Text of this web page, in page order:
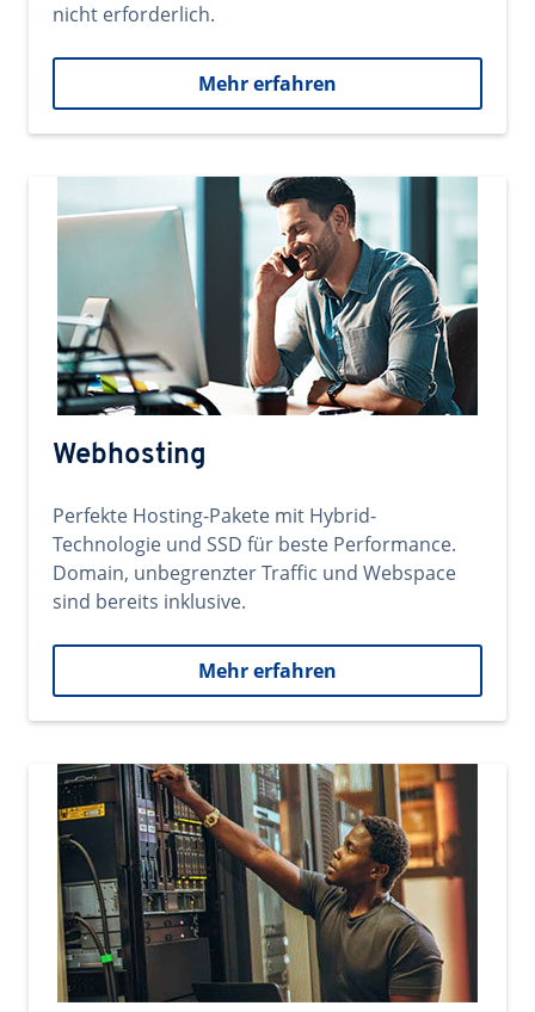
nicht erforderlich.
Mehr erfahren
Webhosting
Perfekte Hosting-Pakete mit Hybrid-
Technologie und SSD für beste Performance.
Domain, unbegrenzter Traffic und Webspace
sind bereits inklusive.
Mehr erfahren